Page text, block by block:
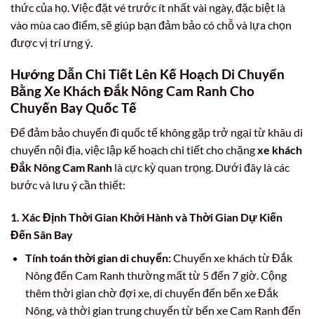
thức của họ. Việc đặt vé trước ít nhất vài ngày, đặc biệt là
vào mùa cao điểm, sẽ giúp bạn đảm bảo có chỗ và lựa chọn
được vị trí ưng ý.
Hướng Dẫn Chi Tiết Lên Kế Hoạch Di Chuyển
Bằng Xe Khách Đắk Nông Cam Ranh Cho
Chuyến Bay Quốc Tế
Để đảm bảo chuyến đi quốc tế không gặp trở ngại từ khâu di
chuyển nội địa, việc lập kế hoạch chi tiết cho chặngxe khách
Đắk Nông Cam Ranh là cực kỳ quan trọng. Dưới đây là các
bước và lưu ý cần thiết:
1. Xác Định Thời Gian Khởi Hành và Thời Gian Dự Kiến
Đến Sân Bay
Tính toán thời gian di chuyển:Chuyến xe khách từ Đắk
Nông đến Cam Ranh thường mất từ 5 đến 7 giờ. Cộng
thêm thời gian chờ đợi xe, di chuyển đến bến xe Đắk
Nông, và thời gian trung chuyển từ bến xe Cam Ranh đến